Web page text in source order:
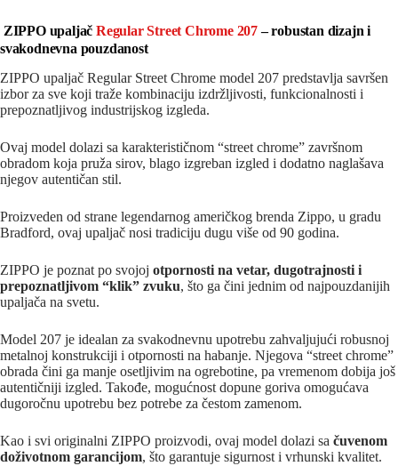
ZIPPO upaljačRegular Street Chrome 207– robustan dizajn i
svakodnevna pouzdanost
ZIPPO upaljač Regular Street Chrome model 207 predstavlja savršen
izbor za sve koji traže kombinaciju izdržljivosti, funkcionalnosti i
prepoznatljivog industrijskog izgleda.
Ovaj model dolazi sa karakterističnom “street chrome” završnom
obradom koja pruža sirov, blago izgreban izgled i dodatno naglašava
njegov autentičan stil.
Proizveden od strane legendarnog američkog brenda Zippo, u gradu
Bradford, ovaj upaljač nosi tradiciju dugu više od 90 godina.
ZIPPO je poznat po svojoj otpornosti na vetar, dugotrajnosti i
prepoznatljivom “klik” zvuku, što ga čini jednim od najpouzdanijih
upaljača na svetu.
Model 207 je idealan za svakodnevnu upotrebu zahvaljujući robusnoj
metalnoj konstrukciji i otpornosti na habanje. Njegova “street chrome”
obrada čini ga manje osetljivim na ogrebotine, pa vremenom dobija još
autentičniji izgled. Takođe, mogućnost dopune goriva omogućava
dugoročnu upotrebu bez potrebe za čestom zamenom.
Kao i svi originalni ZIPPO proizvodi, ovaj model dolazi sa čuvenom
doživotnom garancijom, što garantuje sigurnost i vrhunski kvalitet.